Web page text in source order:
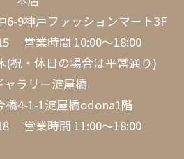
6-9神戸ファッションマート3F
営業時間 10:00～18:00
(祝・休日の場合は平常通り)
ャラリー淀屋橋
橋4-1-1淀屋橋odona1階
営業時間 11:00～18:00